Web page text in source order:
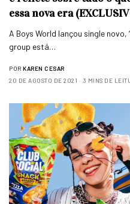
essa nova era
A Boys World lançou single
group está…
POR KAREN CESAR
20 DE AGOSTO DE 2021
3 MINS DE